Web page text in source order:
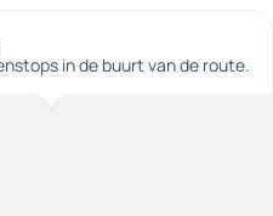
in de buurt van de route.